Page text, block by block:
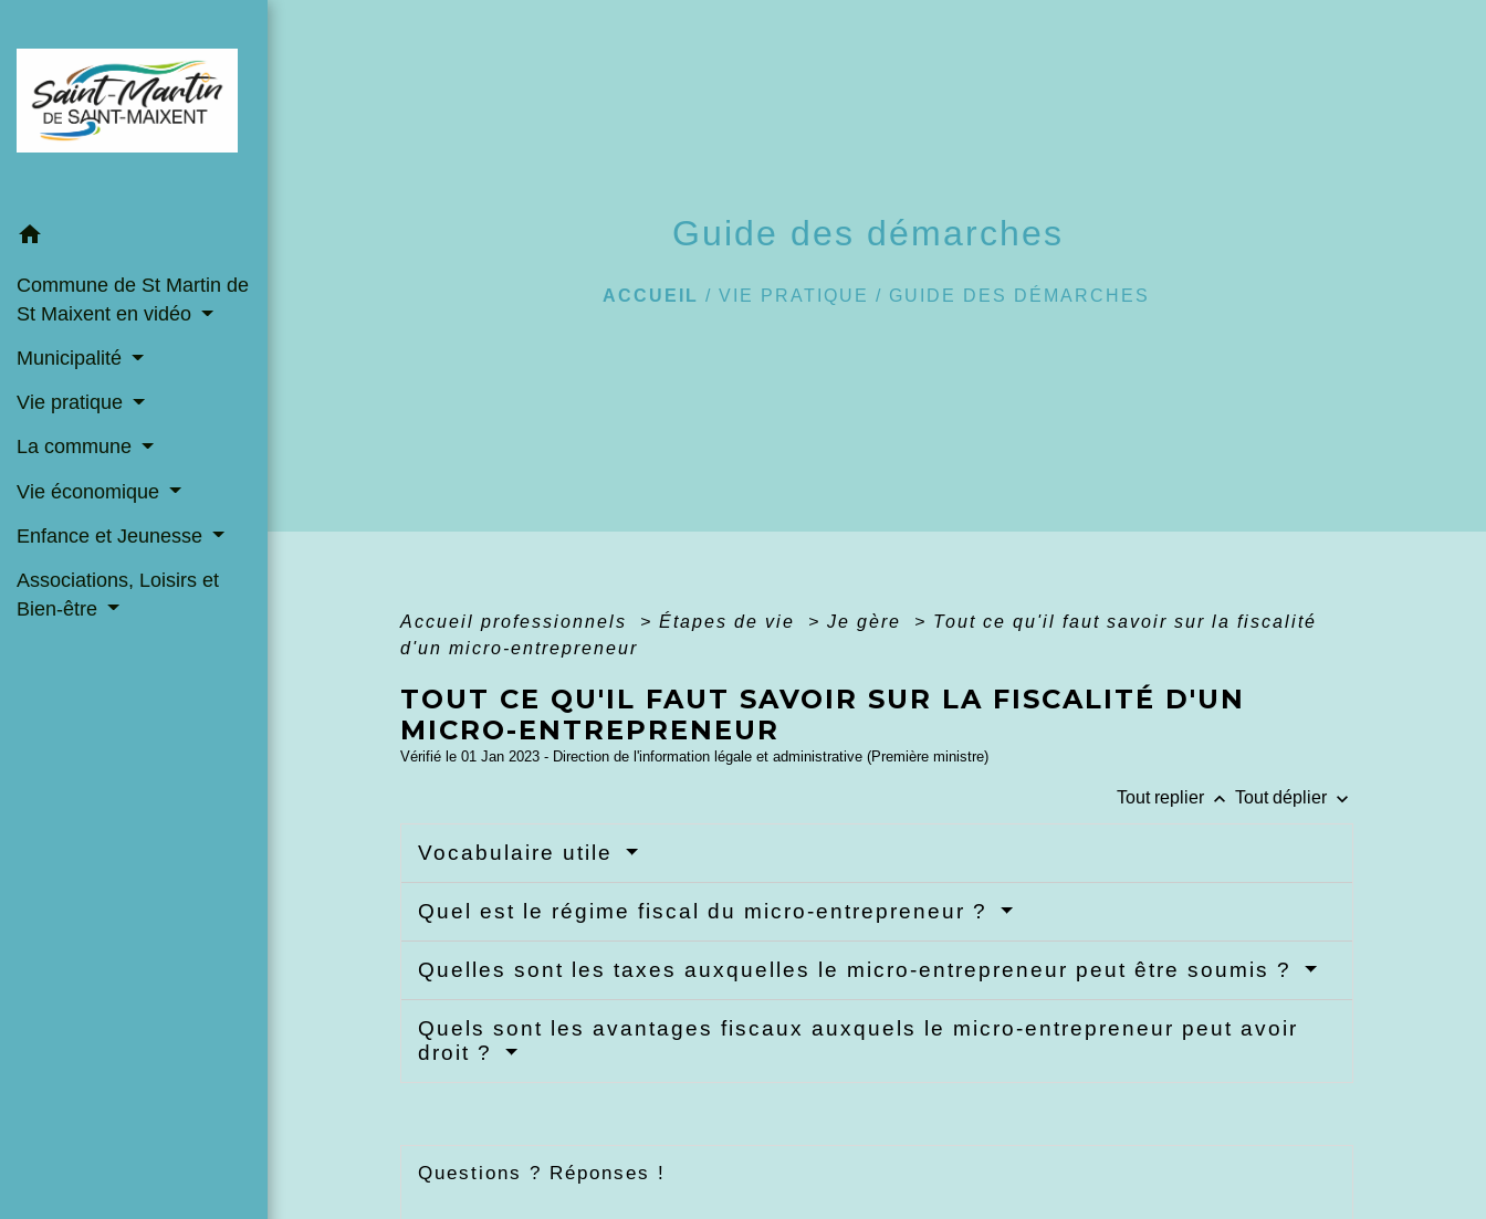
home
Commune de St Martin de
St Maixent en vidéo
Municipalité
Vie pratique
La commune
Vie économique
Enfance et Jeunesse
Associations, Loisirs et
Bien-être
Guide des démarches
ACCUEIL /VIE PRATIQUE / GUIDE DES DÉMARCHES
Accueil professionnels > Étapes de vie > Je gère > Tout ce qu'il faut savoir sur la fiscalité
d'un micro-entrepreneur
TOUT CE QU'IL FAUT SAVOIR SUR LA FISCALITÉ D'UN
MICRO-ENTREPRENEUR
Vérifié le 01 Jan 2023 - Direction de l'information légale et administrative (Première ministre)
Tout replier keyboard_arrow_up Tout déplier keyboard_arrow_down
Vocabulaire utile
Quel est le régime fiscal du micro-entrepreneur ?
Quelles sont les taxes auxquelles le micro-entrepreneur peut être soumis ?
Quels sont les avantages fiscaux auxquels le micro-entrepreneur peut avoir
droit ?
Questions ? Réponses !